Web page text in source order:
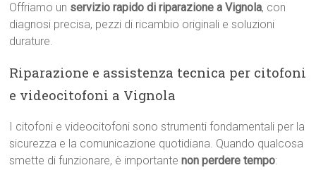
Offriamo un servizio rapido di riparazione a Vignola, con
diagnosi precisa, pezzi di ricambio originali e soluzioni
durature.
Riparazione e assistenza tecnica per citofoni
e videocitofoni a Vignola
I citofoni e videocitofoni sono strumenti fondamentali per la
sicurezza e la comunicazione quotidiana. Quando qualcosa
smette di funzionare, è importantenon perdere tempo: